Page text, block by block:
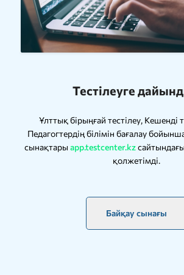
Тестілеуге
Ұлттық бірыңғай тестілеу, Кешенді
Педагогтердің білімін бағалау
сынақтары app.testcenter.kz
қолжетімді.
Байқау сынағы